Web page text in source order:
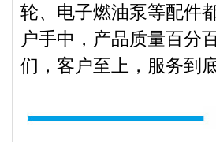
轮、电子燃油泵等配件
户手中，产品质量百分
们，客户至上，服务到底